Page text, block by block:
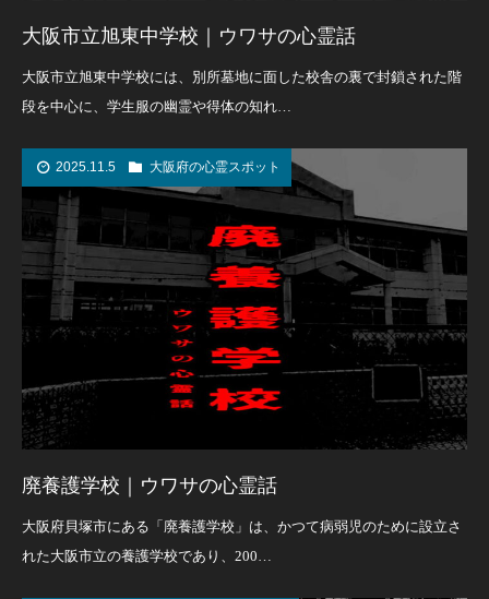
大阪市立旭東中学校｜ウワサの心霊話
大阪市立旭東中学校には、別所墓地に面した校舎の裏で封鎖された階
段を中心に、学生服の幽霊や得体の知れ…
2025.11.5 大阪府の心霊スポット
廃養護学校｜ウワサの心霊話
大阪府貝塚市にある「廃養護学校」は、かつて病弱児のために設立さ
れた大阪市立の養護学校であり、200…